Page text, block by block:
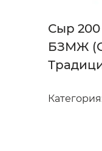
Сыр 200
БЗМЖ